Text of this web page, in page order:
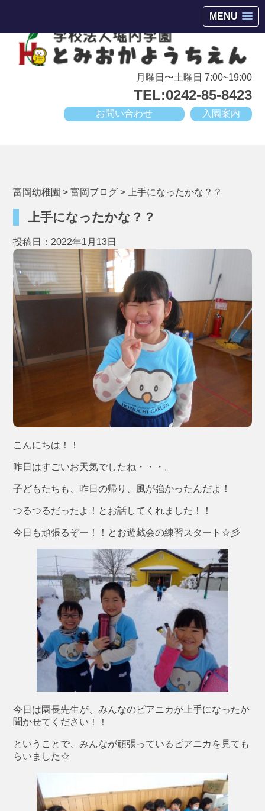
MENU
月曜日〜土曜日 7:00~19:00
TEL:0242-85-8423
入園案内
お問い合わせ
富岡幼稚園 >富岡ブログ > 上手になったかな？？
上手になったかな？？
投稿日：2022年1月13日
こんにちは！！
昨日はすごいお天気でしたね・・・。
子どもたちも、昨日の帰り、風が強かったんだよ！
つるつるだったよ！とお話してくれました！！
今日も頑張るぞー！！とお遊戯会の練習スタート☆彡
今日は園長先生が、みんなのピアニカが上手になったか
聞かせてください！！
ということで、みんなが頑張っているピアニカを見ても
らいました☆